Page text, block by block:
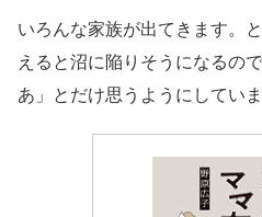
いろんな家族が出てきます。
えると沼に陥りそうになるの
あ」とだけ思うようにしていま